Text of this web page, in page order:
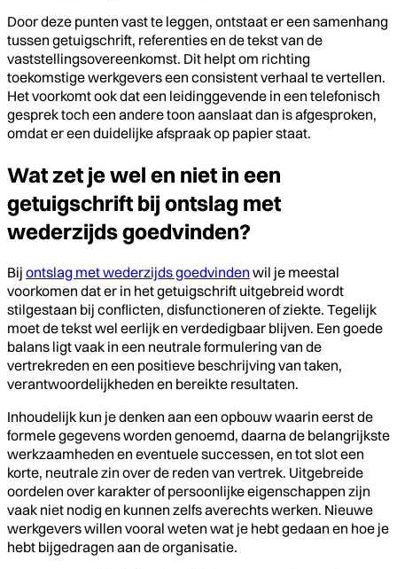
Door deze punten vast te leggen, ontstaat er een samenhang
tussen getuigschrift, referenties en de tekst van de
vaststellingsovereenkomst. Dit helpt om richting
toekomstige werkgevers een consistent verhaal te vertellen.
Het voorkomt ook dat een leidinggevende in een telefonisch
gesprek toch een andere toon aanslaat dan is afgesproken,
omdat er een duidelijke afspraak op papier staat.
Wat zet je wel en niet in een
getuigschrift bij ontslag met
wederzijds goedvinden?
Bij ontslag met wederzijds goedvinden wil je meestal
voorkomen dat er in het getuigschrift uitgebreid wordt
stilgestaan bij conflicten, disfunctioneren of ziekte. Tegelijk
moet de tekst wel eerlijk en verdedigbaar blijven. Een goede
balans ligt vaak in een neutrale formulering van de
vertrekreden en een positieve beschrijving van taken,
verantwoordelijkheden en bereikte resultaten.
Inhoudelijk kun je denken aan een opbouw waarin eerst de
formele gegevens worden genoemd, daarna de belangrijkste
werkzaamheden en eventuele successen, en tot slot een
korte, neutrale zin over de reden van vertrek. Uitgebreide
oordelen over karakter of persoonlijke eigenschappen zijn
vaak niet nodig en kunnen zelfs averechts werken. Nieuwe
werkgevers willen vooral weten wat je hebt gedaan en hoe je
hebt bijgedragen aan de organisatie.